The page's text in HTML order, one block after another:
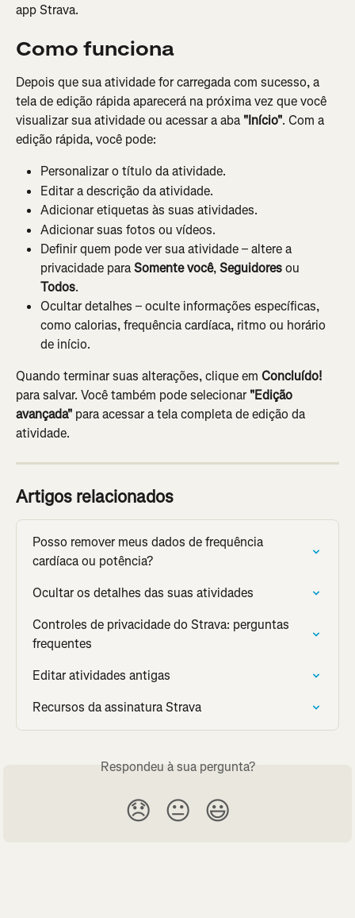
app Strava.
Como funciona
Depois que sua atividade for carregada com sucesso, a
tela de edição rápida aparecerá na próxima vez que você
visualizar sua atividade ou acessar a aba "Início". Com a
edição rápida, você pode:
Personalizar o título da atividade.
Editar a descrição da atividade.
Adicionar etiquetas às suas atividades.
Adicionar suas fotos ou vídeos.
Definir quem pode ver sua atividade – altere a
privacidade para Somente você, Seguidores ou
Todos.
Ocultar detalhes – oculte informações específicas,
como calorias, frequência cardíaca, ritmo ou horário
de início.
Quando terminar suas alterações, clique em Concluído!
para salvar. Você também pode selecionar "Edição
avançada" para acessar a tela completa de edição da
atividade.
Artigos relacionados
Posso remover meus dados de frequência
cardíaca ou potência?
Ocultar os detalhes das suas atividades
Controles de privacidade do Strava: perguntas
frequentes
Editar atividades antigas
Recursos da assinatura Strava
Respondeu à sua pergunta?
😞 😐 😃